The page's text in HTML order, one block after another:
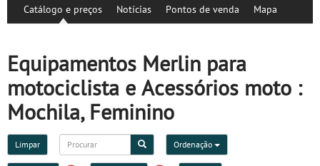
Catálogo e preços Notícias Pontos de venda Mapa
Equipamentos Merlin para
motociclista e Acessórios moto :
Mochila, Feminino
Limpar Ordenação